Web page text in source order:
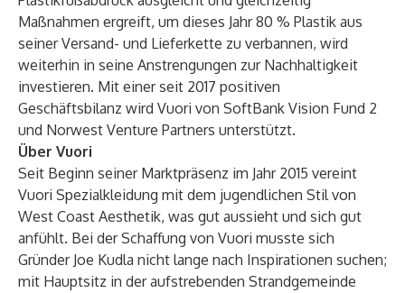
Maßnahmen ergreift, um dieses Jahr 80 % Plastik aus
seiner Versand- und Lieferkette zu verbannen, wird
weiterhin in seine Anstrengungen zur Nachhaltigkeit
investieren. Mit einer seit 2017 positiven
Geschäftsbilanz wird Vuori von SoftBank Vision Fund 2
und Norwest Venture Partners unterstützt.
Über Vuori
Seit Beginn seiner Marktpräsenz im Jahr 2015 vereint
Vuori Spezialkleidung mit dem jugendlichen Stil von
West Coast Aesthetik, was gut aussieht und sich gut
anfühlt. Bei der Schaffung von Vuori musste sich
Gründer Joe Kudla nicht lange nach Inspirationen suchen;
mit Hauptsitz in der aufstrebenden Strandgemeinde